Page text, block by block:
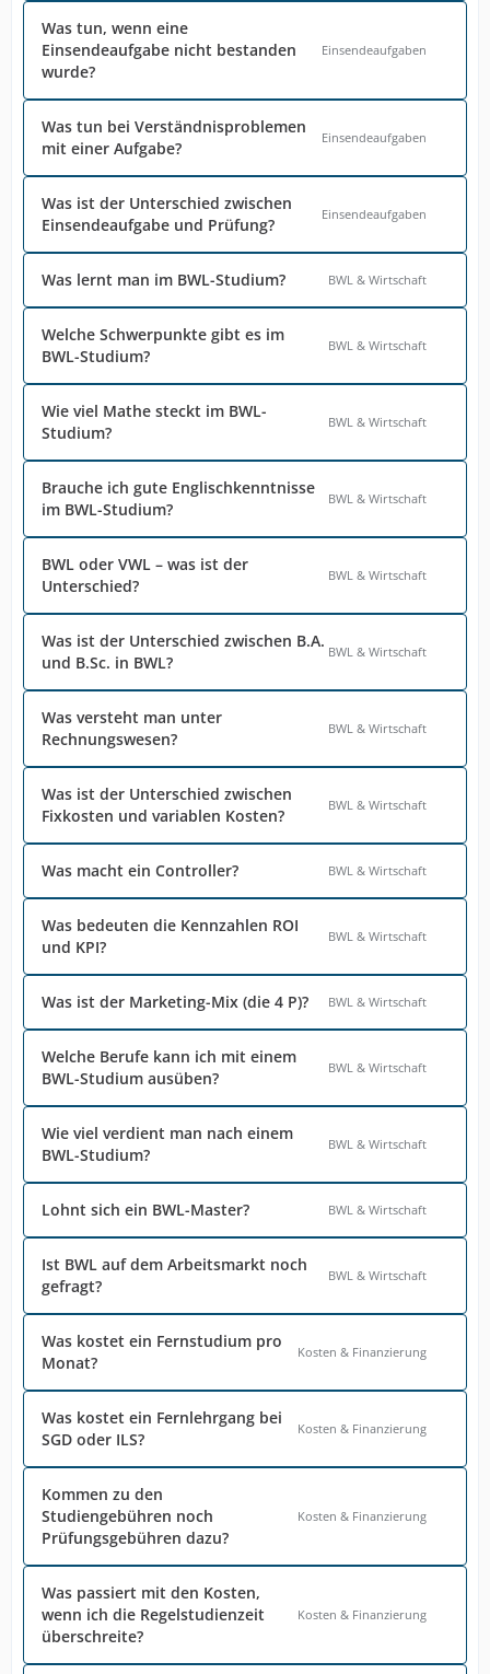
Was tun, wenn eine
Einsendeaufgabe nicht bestanden
wurde?
Einsendeaufgaben
Was tun bei Verständnisproblemen
mit einer Aufgabe?
Einsendeaufgaben
Was ist der Unterschied zwischen
Einsendeaufgabe und Prüfung?
Einsendeaufgaben
Was lernt man im BWL-Studium? BWL & Wirtschaft
Welche Schwerpunkte gibt es im
BWL-Studium?
BWL & Wirtschaft
Wie viel Mathe steckt im BWL-
Studium?
BWL & Wirtschaft
Brauche ich gute Englischkenntnisse
im BWL-Studium?
BWL & Wirtschaft
BWL oder VWL – was ist der
Unterschied?
BWL & Wirtschaft
Was ist der Unterschied zwischen B.A.
und B.Sc. in BWL?
BWL & Wirtschaft
Was versteht man unter
Rechnungswesen?
BWL & Wirtschaft
Was ist der Unterschied zwischen
Fixkosten und variablen Kosten?
BWL & Wirtschaft
Was macht ein Controller? BWL & Wirtschaft
Was bedeuten die Kennzahlen ROI
und KPI?
BWL & Wirtschaft
Was ist der Marketing-Mix (die 4 P)? BWL & Wirtschaft
Welche Berufe kann ich mit einem
BWL-Studium ausüben?
BWL & Wirtschaft
Wie viel verdient man nach einem
BWL-Studium?
BWL & Wirtschaft
Lohnt sich ein BWL-Master? BWL & Wirtschaft
Ist BWL auf dem Arbeitsmarkt noch
gefragt?
BWL & Wirtschaft
Was kostet ein Fernstudium pro
Monat?
Kosten & Finanzierung
Was kostet ein Fernlehrgang bei
SGD oder ILS?
Kosten & Finanzierung
Kommen zu den
Studiengebühren noch
Prüfungsgebühren dazu?
Kosten & Finanzierung
Was passiert mit den Kosten,
wenn ich die Regelstudienzeit
überschreite?
Kosten & Finanzierung